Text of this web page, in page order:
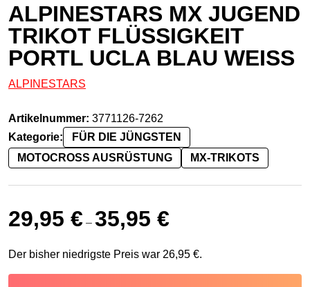
ALPINESTARS MX JUGEND
TRIKOT FLÜSSIGKEIT
PORTL UCLA BLAU WEISS
ALPINESTARS
Artikelnummer: 3771126-7262
Kategorie:
FÜR DIE JÜNGSTEN
MOTOCROSS AUSRÜSTUNG
MX-TRIKOTS
29,95 € – 35,95 €
Der bisher niedrigste Preis war 26,95 €.